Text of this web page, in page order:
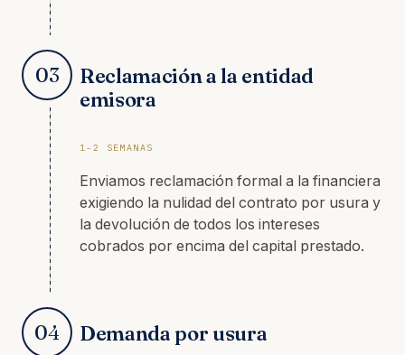
03
Reclamación a la entidad
emisora
1-2 SEMANAS
Enviamos reclamación formal a la financiera
exigiendo la nulidad del contrato por usura y
la devolución de todos los intereses
cobrados por encima del capital prestado.
04 Demanda por usura